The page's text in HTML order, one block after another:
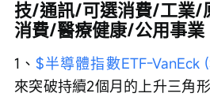
技/通訊/可選消費/工業/
消費/醫療健康/公用事業
1、$半導體指數ETF-VanEck
來突破持續2個月的上升三角